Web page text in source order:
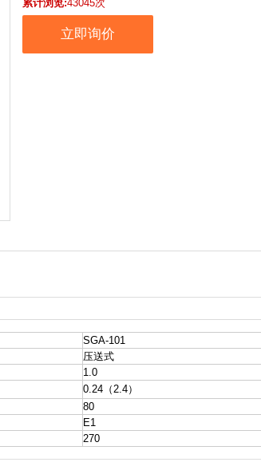
累计浏览:43045次
立即询价
SGA-101
压送式
1.0
0.24（2.4）
80
E1
270